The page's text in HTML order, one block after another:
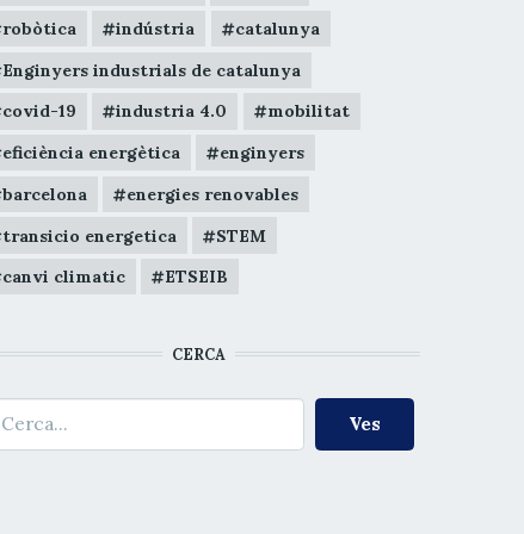
robòtica
indústria
catalunya
Enginyers industrials de catalunya
covid-19
industria 4.0
mobilitat
eficiència energètica
enginyers
barcelona
energies renovables
transicio energetica
STEM
canvi climatic
ETSEIB
CERCA